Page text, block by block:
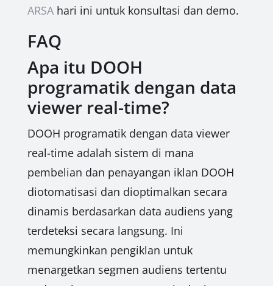
ARSAhari ini untuk konsultasi dan demo.
FAQ
Apa itu DOOH
programatik dengan data
viewer real-time?
DOOH programatik dengan data viewer
real-time adalah sistem di mana
pembelian dan penayangan iklan DOOH
diotomatisasi dan dioptimalkan secara
dinamis berdasarkan data audiens yang
terdeteksi secara langsung. Ini
memungkinkan pengiklan untuk
menargetkan segmen audiens tertentu